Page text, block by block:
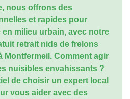
nous offrons des
et rapides pour
milieu urbain, avec notre
retrait nids de frelons
Montfermeil . Comment agir
nuisibles envahissants ?
de choisir un expert local
vous aider avec des